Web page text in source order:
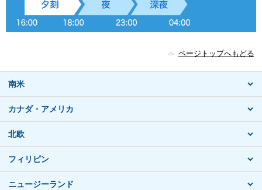
ページトップへもどる
南米
カナダ・アメリカ
北欧
フィリピン
ニュージーランド